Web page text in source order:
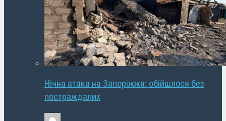
Нічна атака на Запоріжжя: обійшлося без
постраждалих